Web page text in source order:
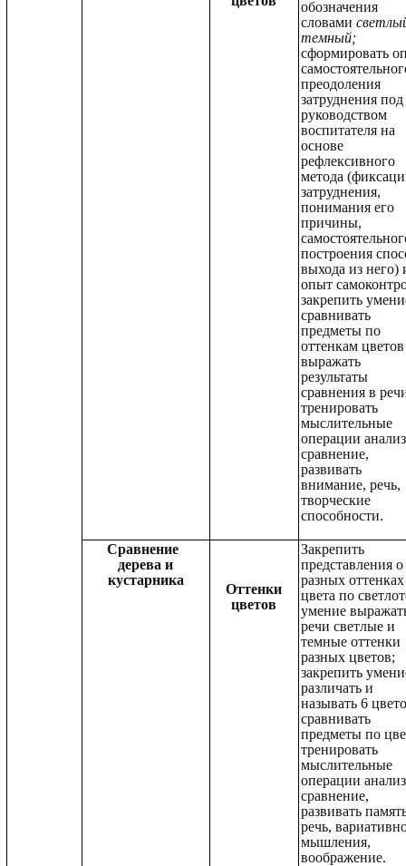
обозначения
словами
темный;
сформировать
преодоления
затруднения под
руководством
воспитателя на
основе
рефлексивного
метода
затруднения,
понимания его
причины,
построения
выхода из него)
опыт
закрепить
сравнивать
предметы по
оттенкам
выражать
результаты
сравнения в
тренировать
мыслительные
операции
сравнение,
развивать
внимание, речь,
творческие
способности.
Сравнение
дерева и
кустарника
Оттенки
цветов
Закрепить
представления о
разных оттенках
цвета по
умение
речи светлые и
темные оттенки
разных цветов;
закрепить
различать и
называть 6
сравнивать
предметы по
тренировать
мыслительные
операции
сравнение,
развивать
речь,
мышления,
воображение.